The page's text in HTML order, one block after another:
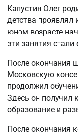
Капустин Олег
детства проявлял
юном возрасте
эти занятия
После окончания
Московскую
продолжил
Здесь он получил
образование и
После окончания